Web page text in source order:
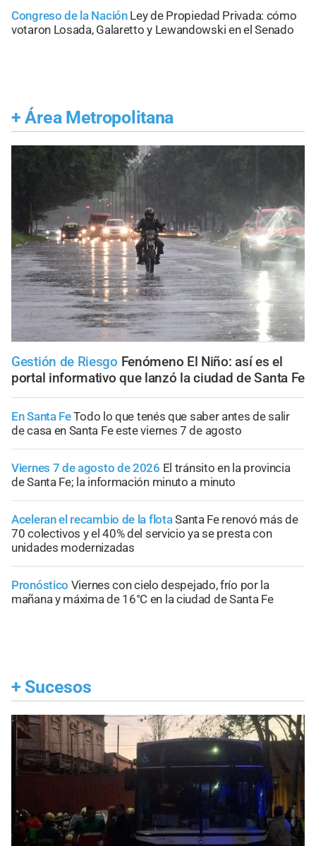
Congreso de la Nación Ley de Propiedad Privada: cómo
votaron Losada, Galaretto y Lewandowski en el Senado
+ Área Metropolitana
Gestión de Riesgo Fenómeno El Niño: así es el
portal informativo que lanzó la ciudad de Santa Fe
En Santa FeTodo lo que tenés que saber antes de salir
de casa en Santa Fe este viernes 7 de agosto
Viernes 7 de agosto de 2026 El tránsito en la provincia
de Santa Fe; la información minuto a minuto
Aceleran el recambio de la flotaSanta Fe renovó más de
70 colectivos y el 40% del servicio ya se presta con
unidades modernizadas
Pronóstico Viernes con cielo despejado, frío por la
mañana y máxima de 16°C en la ciudad de Santa Fe
+ Sucesos